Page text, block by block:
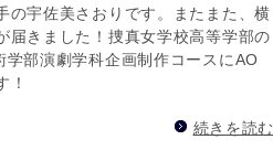
の宇佐美さおりです。またまた、横
届きました！捜真女学校高等学部の
学部演劇学科企画制作コースにAO
！
続きを読む